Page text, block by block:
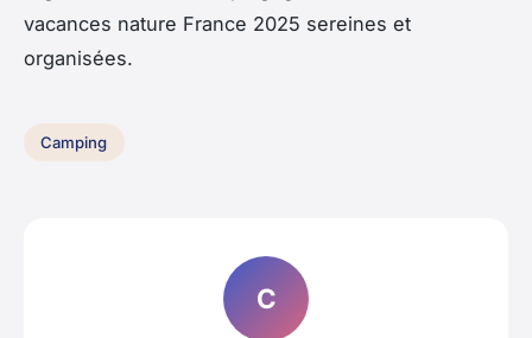
vacances nature France 2025 sereines et
organisées.
Camping
C